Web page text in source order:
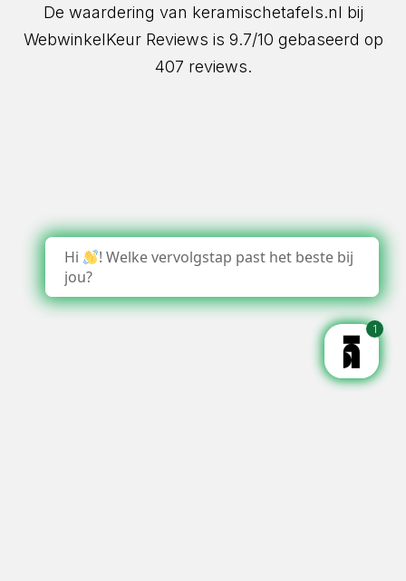
De waardering van keramischetafels.nl bij
WebwinkelKeur Reviews is 9.7/10 gebaseerd op
407 reviews.
Hi
! Welke vervolgstap past het beste bij
jou?
1